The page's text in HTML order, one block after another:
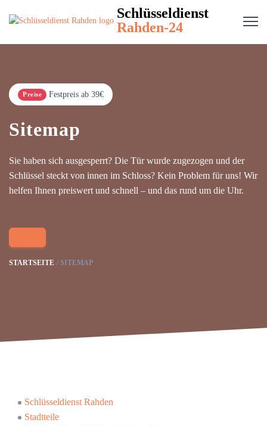
Schlüsseldienst
Rahden-24
Preise Festpreis ab 39€
Sitemap
Sie haben sich ausgesperrt? Die Tür wurde zugezogen und der
Schlüssel steckt von innen im Schloss? Kein Problem für uns! Wir
helfen Ihnen preiswert und schnell – und das rund um die Uhr.
STARTSEITE SITEMAP
Schlüsseldienst Rahden
Stadtteile